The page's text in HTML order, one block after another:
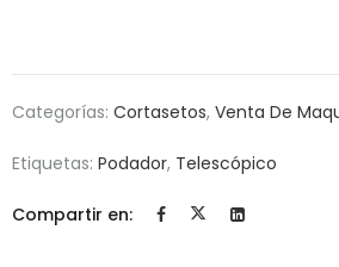
Categorías: Cortasetos, Venta De
Etiquetas: Podador, Telescópico
Compartir en: